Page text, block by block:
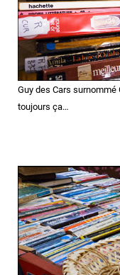
Guy des Cars
toujours ça…